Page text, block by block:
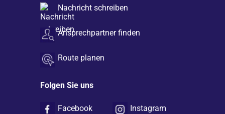
Nachricht schreiben
Ansprechpartner finden
Route planen
Folgen Sie uns
Facebook Instagram